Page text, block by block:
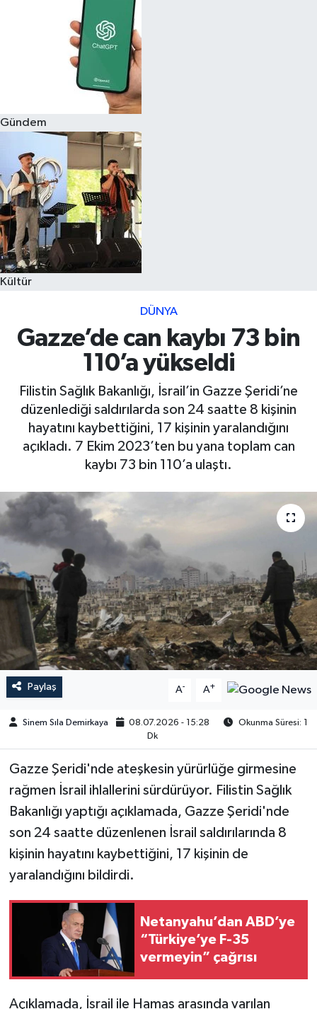
Gündem
Kültür
DÜNYA
Gazze’de can kaybı 73 bin
110’a yükseldi
Filistin Sağlık Bakanlığı, İsrail’in Gazze Şeridi’ne
düzenlediği saldırılarda son 24 saatte 8 kişinin
hayatını kaybettiğini, 17 kişinin yaralandığını
açıkladı. 7 Ekim 2023’ten bu yana toplam can
kaybı 73 bin 110’a ulaştı.
Paylaş A- A+
Sinem Sıla Demirkaya 08.07.2026 - 15:28
Okunma Süresi: 1
Dk
Gazze Şeridi'nde ateşkesin yürürlüğe girmesine
rağmen İsrail ihlallerini sürdürüyor. Filistin Sağlık
Bakanlığı yaptığı açıklamada, Gazze Şeridi'nde
son 24 saatte düzenlenen İsrail saldırılarında 8
kişinin hayatını kaybettiğini, 17 kişinin de
yaralandığını bildirdi.
Netanyahu’dan ABD’ye
“Türkiye’ye F-35
vermeyin” çağrısı
Açıklamada, İsrail ile Hamas arasında varılan